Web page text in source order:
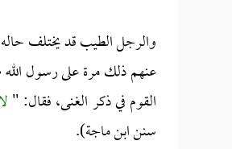
والرجل الطيب قد يختلف
عنهم ذلك مرة على رسول
القوم في ذكر الغنى، فقال: "
سنن ابن ماجة).